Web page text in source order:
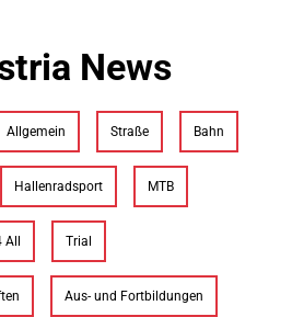
News
Allgemein Straße Bahn
Hallenradsport MTB
Trial
Aus- und Fortbildungen